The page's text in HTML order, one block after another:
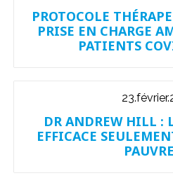
PROTOCOLE
PRISE EN CHARGE
PATIENTS
DR ANDREW HILL :
EFFICACE